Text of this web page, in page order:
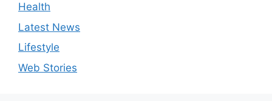
Health
Latest News
Lifestyle
Web Stories